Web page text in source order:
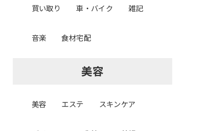
買い取り 車・バイク 雑記
音楽 食材宅配
美容
美容 エステ スキンケア